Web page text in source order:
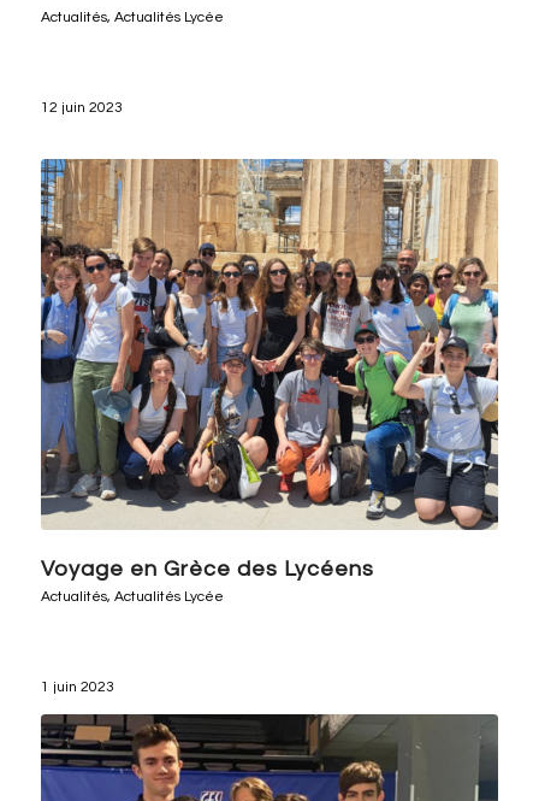
Actualités, Actualités Lycée
12 juin 2023
Voyage en Grèce des Lycéens
Actualités, Actualités Lycée
1 juin 2023